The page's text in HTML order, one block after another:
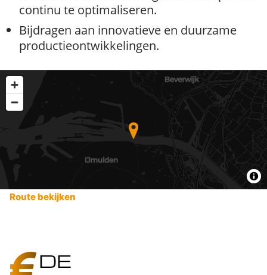
continu te optimaliseren.
Bijdragen aan innovatieve en duurzame
productieontwikkelingen.
Route bekijken
DE